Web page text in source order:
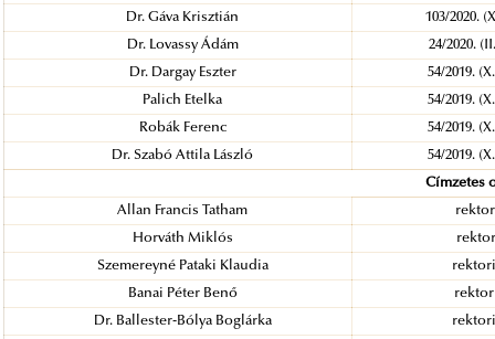
Dr. Gáva Krisztián 103/2020.
Dr. Lovassy Ádám 24/2020.
Dr. Dargay Eszter 54/2019.
Palich Etelka 54/2019.
Robák Ferenc 54/2019.
Dr. Szabó Attila László 54/2019.
Címzetes
Allan Francis Tatham
Horváth Miklós
Szemereyné Pataki Klaudia rektori
Banai Péter Benő
Dr. Ballester-Bólya Boglárka rektori